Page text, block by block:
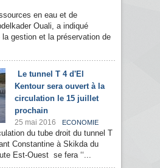
en eau et de
Ouali, a indiqué
gestion et la préservation de
Le tunnel T 4 d'El
Kentour sera ouvert à la
circulation le 15 juillet
prochain
25 mai 2016 ECONOMIE
du tube droit du tunnel T
Constantine à Skikda du
Est-Ouest se fera ‘‘...